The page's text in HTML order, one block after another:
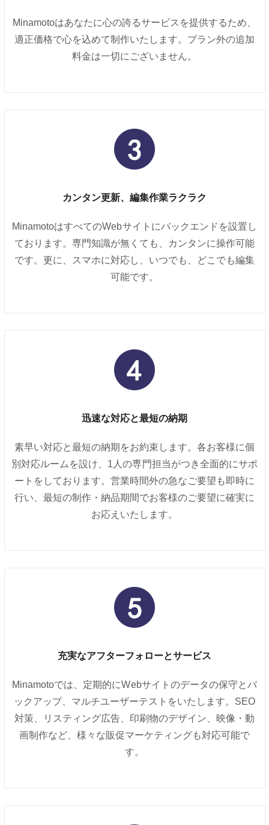
Minamotoはあなたに心の誇るサービスを提供するため、
適正価格で心を込めて制作いたします。プラン外の追加
料金は一切にございません。
カンタン更新、編集作業ラクラク
MinamotoはすべてのWebサイトにバックエンドを設置し
ております。専門知識が無くても、カンタンに操作可能
です。更に、スマホに対応し、いつでも、どこでも編集
可能です。
迅速な対応と最短の納期
素早い対応と最短の納期をお約束します。各お客様に個
別対応ルームを設け、1人の専門担当がつき全面的にサポ
ートをしております。営業時間外の急なご要望も即時に
行い、最短の制作・納品期間でお客様のご要望に確実に
お応えいたします。
充実なアフターフォローとサービス
Minamotoでは、定期的にWebサイトのデータの保守とバ
ックアップ、マルチユーザーテストをいたします。SEO
対策、リスティング広告、印刷物のデザイン、映像・動
画制作など、様々な販促マーケティングも対応可能で
す。